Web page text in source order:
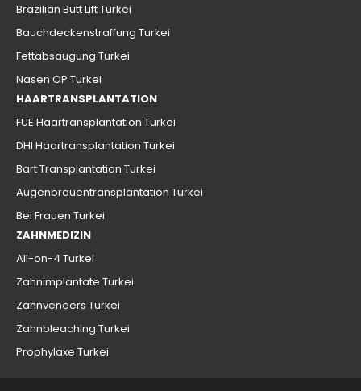
Brazilian Butt Lift Turkei
Bauchdeckenstraffung Turkei
Fettabsaugung Turkei
Nasen OP Turkei
HAARTRANSPLANTATION
FUE Haartransplantation Turkei
DHI Haartransplantation Turkei
Bart Transplantation Turkei
Augenbrauentransplantation Turkei
Bei Frauen Turkei
ZAHNMEDIZIN
All-on-4 Turkei
Zahnimplantate Turkei
Zahnveneers Turkei
Zahnbleaching Turkei
Prophylaxe Turkei